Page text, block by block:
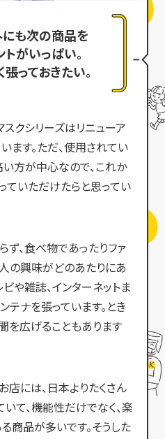
も次の商品を
がいっぱい。
っておきたい。
クシリーズはリニューア
ます。ただ、使用されてい
方が中心なので、これか
ていただけたらと思ってい
ず、食べ物であったりファ
の興味がどのあたりにあ
や雑誌、インターネットま
テナを張っています。とき
を広げることもあります
には、日本よりたくさん
て、機能性だけでなく、楽
商品が多いです。そうした